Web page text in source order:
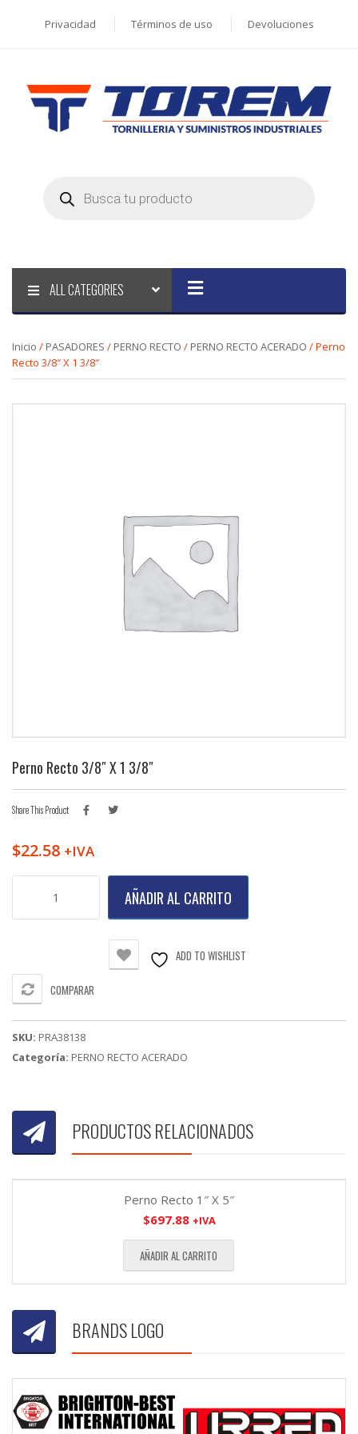
Privacidad Términos de uso Devoluciones
search
ALL CATEGORIES
Inicio / PASADORES / PERNO RECTO / PERNO RECTO ACERADO / Perno
Recto 3/8″ X 1 3/8″
Perno Recto 3/8″ X 1 3/8″
Share This Product
$22.58 +IVA
cantidad
AÑADIR AL CARRITO
ADD TO WISHLIST
COMPARAR
SKU: PRA38138
Categoría: PERNO RECTO ACERADO
PRODUCTOS RELACIONADOS
Perno Recto 1″ X 5″
$697.88 +IVA
AÑADIR AL CARRITO
BRANDS LOGO